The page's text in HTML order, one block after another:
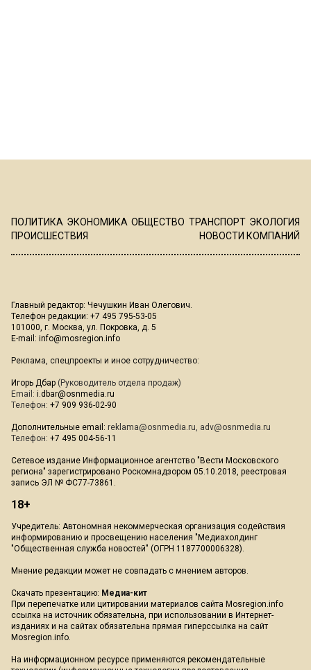
ПОЛИТИКА ЭКОНОМИКА ОБЩЕСТВО ТРАНСПОРТ ЭКОЛОГИЯ
ПРОИСШЕСТВИЯ
НОВОСТИ КОМПАНИЙ
Главный редактор: Чечушкин Иван Олегович.
Телефон редакции: +7 495 795-53-05
101000, г. Москва, ул. Покровка, д. 5
E-mail: info@mosregion.info
Реклама, спецпроекты и иное сотрудничество:
Игорь Дбар (Руководитель отдела продаж)
Email: i.dbar@osnmedia.ru
Телефон: +7 909 936-02-90
Дополнительные email: reklama@osnmedia.ru, adv@osnmedia.ru
Телефон: +7 495 004-56-11
Сетевое издание Информационное агентство "Вести Московского
региона" зарегистрировано Роскомнадзором 05.10.2018, реестровая
запись ЭЛ № ФС77-73861.
18+
Учредитель: Автономная некоммерческая организация содействия
информированию и просвещению населения "Медиахолдинг
"Общественная служба новостей" (ОГРН 1187700006328).
Мнение редакции может не совпадать с мнением авторов.
Скачать презентацию: Медиа-кит
При перепечатке или цитировании материалов сайта Mosregion.info
ссылка на источник обязательна, при использовании в Интернет-
изданиях и на сайтах обязательна прямая гиперссылка на сайт
Mosregion.info.
На информационном ресурсе применяются рекомендательные